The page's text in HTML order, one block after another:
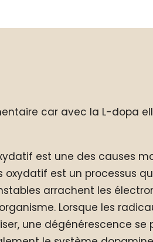
car avec la L-dopa
est une des causes
oxydatif est un processus
arrachent les
Lorsque les
une dégénérescence se